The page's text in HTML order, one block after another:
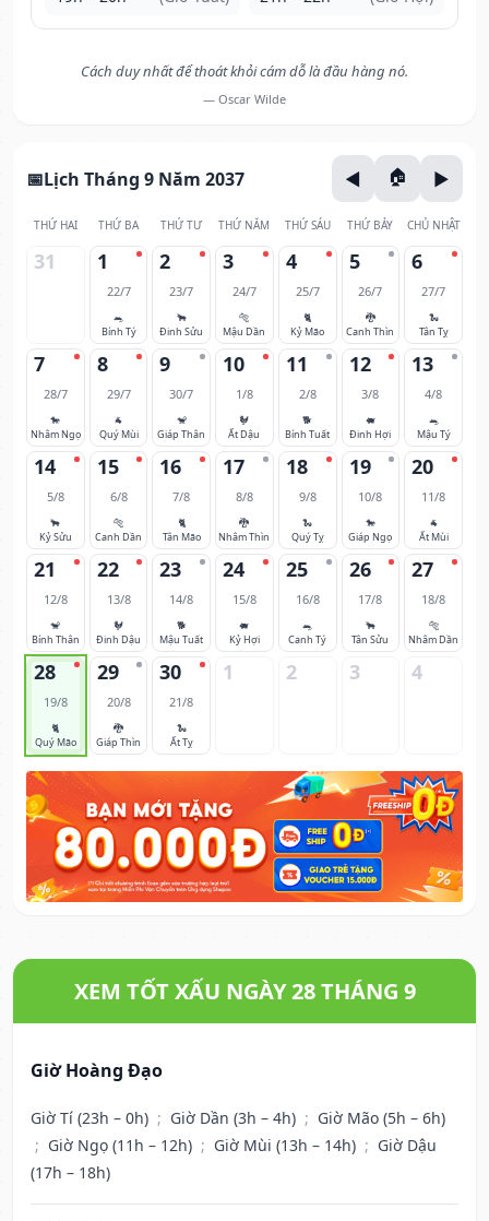
Cách duy nhất để thoát khỏi cám dỗ là đầu hàng nó.
— Oscar Wilde
Lịch Tháng 9 Năm 2037
THỨ HAI THỨ BA THỨ TƯ THỨ NĂM THỨ SÁU THỨ BẢY CHỦ NHẬT
31 1
22/7
🐀
Bính Tý
2
23/7
🐂
Đinh Sửu
3
24/7
🐅
Mậu Dần
4
25/7
🐈
Kỷ Mão
5
26/7
🐉
Canh Thìn
6
27/7
🐍
Tân Tỵ
7
28/7
🐎
Nhâm Ngọ
8
29/7
🐐
Quý Mùi
9
30/7
🐒
Giáp Thân
10
1/8
🐓
Ất Dậu
11
2/8
🐕
Bính Tuất
12
3/8
🐖
Đinh Hợi
13
4/8
🐀
Mậu Tý
14
5/8
🐂
Kỷ Sửu
15
6/8
🐅
Canh Dần
16
7/8
🐈
Tân Mão
17
8/8
🐉
Nhâm Thìn
18
9/8
🐍
Quý Tỵ
19
10/8
🐎
Giáp Ngọ
20
11/8
🐐
Ất Mùi
21
12/8
🐒
Bính Thân
22
13/8
🐓
Đinh Dậu
23
14/8
🐕
Mậu Tuất
24
15/8
🐖
Kỷ Hợi
25
16/8
🐀
Canh Tý
26
17/8
🐂
Tân Sửu
27
18/8
🐅
Nhâm Dần
28
19/8
🐈
Quý Mão
29
20/8
🐉
Giáp Thìn
30
21/8
🐍
Ất Tỵ
1 2 3 4
XEM TỐT XẤU NGÀY 28 THÁNG 9
Giờ Hoàng Đạo
Giờ Tí (23h – 0h) ; Giờ Dần (3h – 4h) ; Giờ Mão (5h – 6h)
; Giờ Ngọ (11h – 12h) ; Giờ Mùi (13h – 14h) ; Giờ Dậu
(17h – 18h)